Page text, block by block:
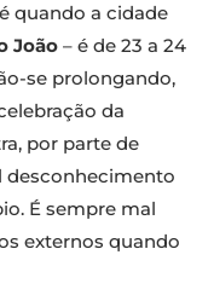
quando a cidade
João – é de 23 a 24
se prolongando,
da
por parte de
desconhecimento
É sempre mal
externos quando